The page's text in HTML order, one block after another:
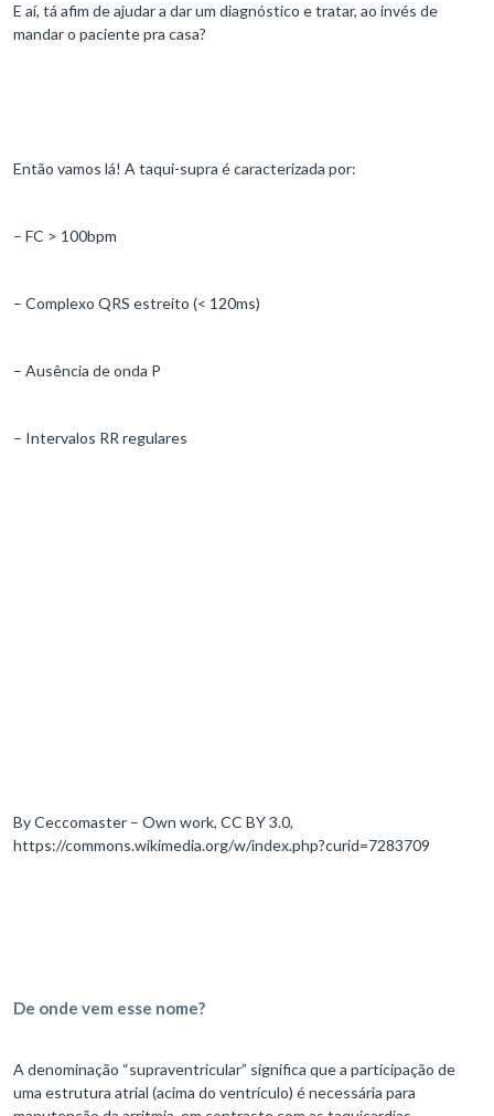
E aí, tá afim de ajudar a dar um diagnóstico e tratar, ao invés de
mandar o paciente pra casa?
Então vamos lá! A taqui-supra é caracterizada por:
– FC > 100bpm
– Complexo QRS estreito (< 120ms)
– Ausência de onda P
– Intervalos RR regulares
By Ceccomaster – Own work, CC BY 3.0,
https://commons.wikimedia.org/w/index.php?curid=7283709
De onde vem esse nome?
A denominação “supraventricular” significa que a participação de
uma estrutura atrial (acima do ventrículo) é necessária para